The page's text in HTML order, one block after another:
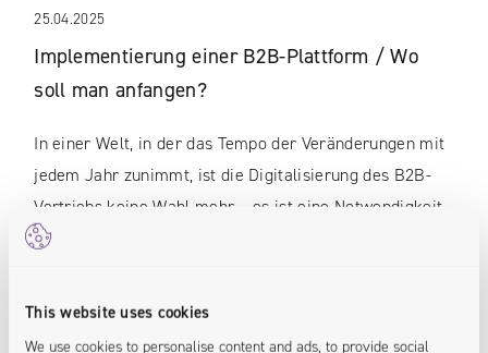
This website uses cookies
We use cookies to personalise content and ads, to provide social
25.04.2025
Implementierung einer B2B-Plattform / Wo
soll man anfangen?
In einer Welt, in der das Tempo der Veränderungen mit
jedem Jahr zunimmt, ist die Digitalisierung des B2B-
Vertriebs keine Wahl mehr – es ist eine Notwendigkeit.
Unternehmen, die sich nicht nur über Wasser halten,
zunehmend auf moderne B2B-Plattformen. Diese